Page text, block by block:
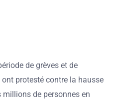
de grèves et de
protesté contre la hausse
de personnes en